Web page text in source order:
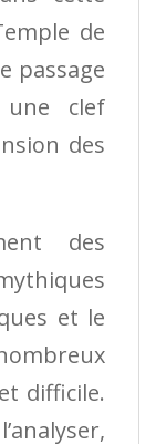
de
passage
une clef
des
des
et le
difficile.